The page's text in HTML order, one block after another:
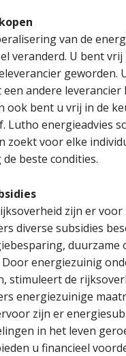
van de
veranderd. U bent vrij
geworden.
andere leverancier
ook bent u vrij in de
Lutho energieadvies
zoekt voor elke
beste condities.
zijn er voor
diverse subsidies
duurzame
energiezuinig
stimuleert de
energiezuinige
zijn er
in het leven
u financieel